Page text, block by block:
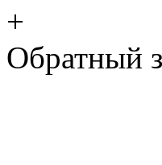
+
Обратный